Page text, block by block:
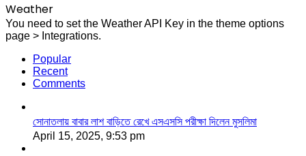
Weather
You need to set the Weather API Key in the theme options
page > Integrations.
Popular
Recent
Comments
সোনাতলায় বাবার লাশ বাড়িতে রেখে এসএসসি পরীক্ষা দিলেন মুসলিমা
April 15, 2025, 9:53 pm